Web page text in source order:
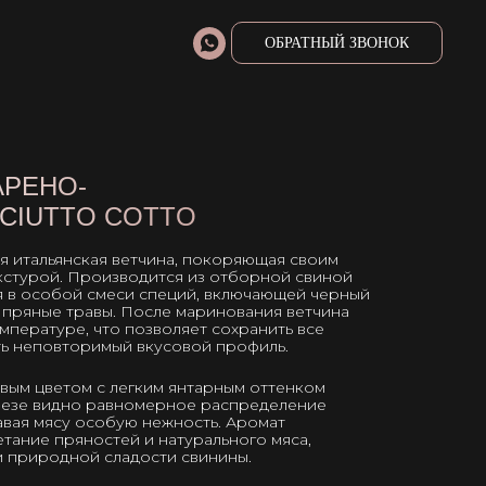
ОБРАТНЫЙ ЗВОНОК
COTTO
ветчина, покоряющая своим
Производится из отборной свиной
в особой смеси специй, включающей черный
травы. После маринования ветчина
что позволяет сохранить все
неповторимый вкусовой профиль.
цветом с легким янтарным оттенком
видно равномерное распределение
мясу особую нежность. Аромат
пряностей и натурального мяса,
природной сладости свинины.